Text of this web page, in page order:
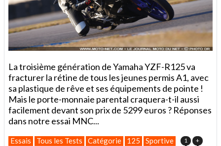
La troisième génération de Yamaha YZF-R125 va
fracturer la rétine de tous les jeunes permis A1, avec
sa plastique de rêve et ses équipements de pointe !
Mais le porte-monnaie parental craquera-t-il aussi
facilement devant son prix de 5299 euros ? Réponses
dans notre essai MNC...
Essais Tous les Tests Catégorie 125 Sportive 1 +